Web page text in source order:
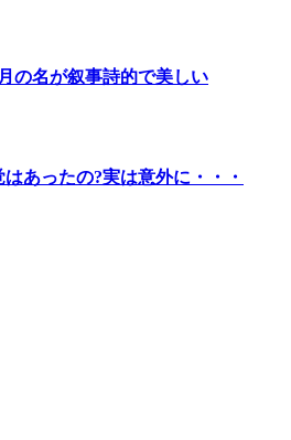
の名が叙事詩的で美しい
あったの?実は意外に・・・